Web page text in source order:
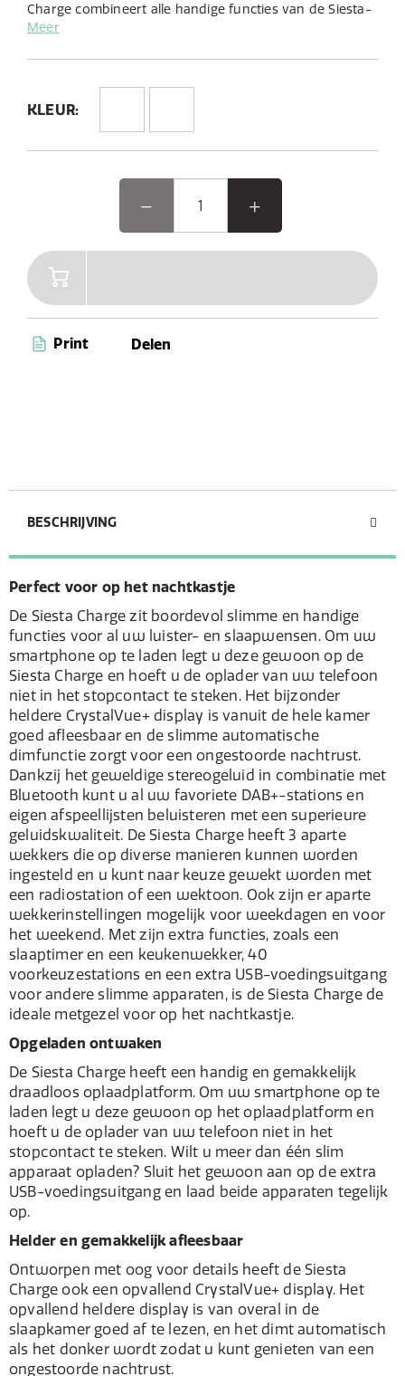
Charge combineert alle handige functies van de Siesta-
reeks plus het extra gemak van een draadloos
stereogeluid en muziek streamen via Bluetooth, kunt u
elke app.
Meer
KLEUR:
Print Delen
BESCHRIJVING
Perfect voor op het nachtkastje
De Siesta Charge zit boordevol slimme en handige
functies voor al uw luister- en slaapwensen. Om uw
smartphone op te laden legt u deze gewoon op de
Siesta Charge en hoeft u de oplader van uw telefoon
niet in het stopcontact te steken. Het bijzonder
heldere CrystalVue+ display is vanuit de hele kamer
goed afleesbaar en de slimme automatische
dimfunctie zorgt voor een ongestoorde nachtrust.
Dankzij het geweldige stereogeluid in combinatie met
Bluetooth kunt u al uw favoriete DAB+-stations en
eigen afspeellijsten beluisteren met een superieure
geluidskwaliteit. De Siesta Charge heeft 3 aparte
wekkers die op diverse manieren kunnen worden
ingesteld en u kunt naar keuze gewekt worden met
een radiostation of een wektoon. Ook zijn er aparte
wekkerinstellingen mogelijk voor weekdagen en voor
het weekend. Met zijn extra functies, zoals een
slaaptimer en een keukenwekker, 40
voorkeuzestations en een extra USB-voedingsuitgang
voor andere slimme apparaten, is de Siesta Charge de
ideale metgezel voor op het nachtkastje.
Opgeladen ontwaken
De Siesta Charge heeft een handig en gemakkelijk
draadloos oplaadplatform. Om uw smartphone op te
laden legt u deze gewoon op het oplaadplatform en
hoeft u de oplader van uw telefoon niet in het
stopcontact te steken. Wilt u meer dan één slim
apparaat opladen? Sluit het gewoon aan op de extra
USB-voedingsuitgang en laad beide apparaten tegelijk
op.
Helder en gemakkelijk afleesbaar
Ontworpen met oog voor details heeft de Siesta
Charge ook een opvallend CrystalVue+ display. Het
opvallend heldere display is van overal in de
slaapkamer goed af te lezen, en het dimt automatisch
als het donker wordt zodat u kunt genieten van een
ongestoorde nachtrust.